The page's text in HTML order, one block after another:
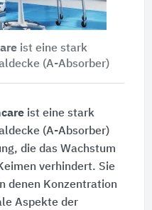
ist eine stark
(A-Absorber)
ist eine stark
(A-Absorber)
die das Wachstum
verhindert. Sie
denen Konzentration
Aspekte der